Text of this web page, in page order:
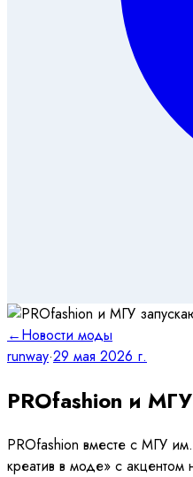
←Новости моды
runway·29 мая 2026 г.
PROfashion и
PROfashion вместе с МГУ
креатив в моде» с